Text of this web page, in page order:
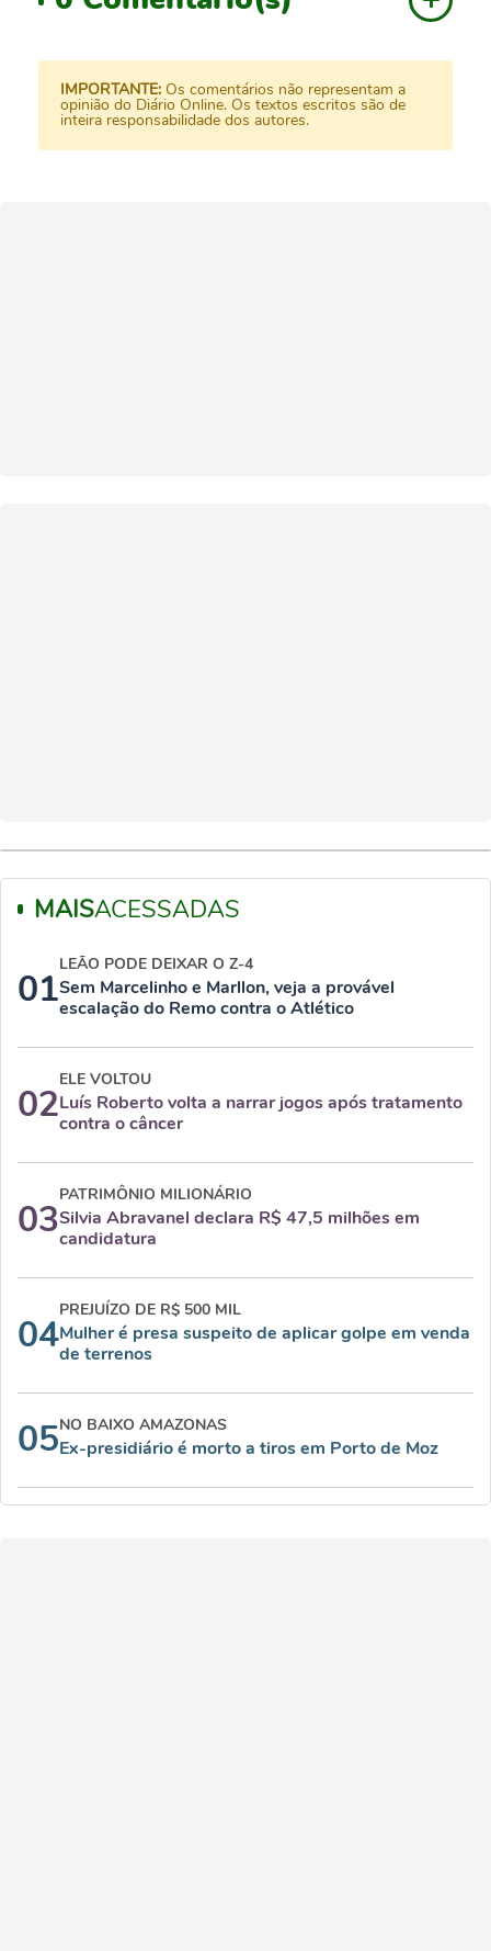
IMPORTANTE: Os comentários não representam a
opinião do Diário Online. Os textos escritos são de
inteira responsabilidade dos autores.
MAISACESSADAS
01
LEÃO PODE DEIXAR O Z-4
Sem Marcelinho e Marllon, veja a provável
escalação do Remo contra o Atlético
02
ELE VOLTOU
Luís Roberto volta a narrar jogos após tratamento
contra o câncer
03
PATRIMÔNIO MILIONÁRIO
Silvia Abravanel declara R$ 47,5 milhões em
candidatura
04
PREJUÍZO DE R$ 500 MIL
Mulher é presa suspeito de aplicar golpe em venda
de terrenos
05NO BAIXO AMAZONAS
Ex-presidiário é morto a tiros em Porto de Moz